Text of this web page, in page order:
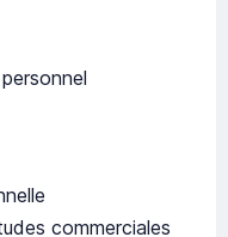
commerciales